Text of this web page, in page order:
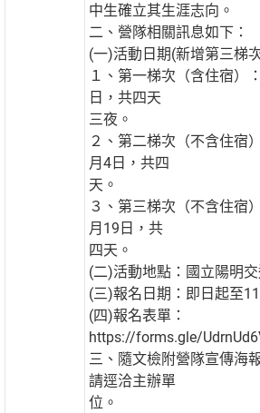
中生確立其生涯志向。
二、營隊相關訊息如下：
(一)活動日期(新增第三梯
１、第一梯次（含住宿）
日，共四天
三夜。
２、第二梯次（不含住宿
月4日，共四
天。
３、第三梯次（不含住宿
月19日，共
四天。
(二)活動地點：國立陽明
(三)報名日期：即日起至
(四)報名表單：
https://forms.gle/
三、隨文檢附營隊宣傳海
請逕洽主辦單
位。